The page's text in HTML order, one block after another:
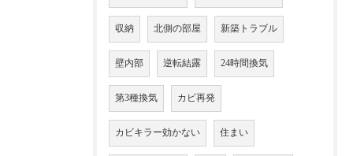
収納 北側の部屋 新築トラブル
壁内部 逆転結露 24時間換気
第3種換気 カビ再発
カビキラー効かない 住まい